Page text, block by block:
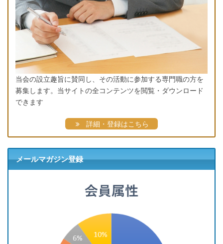
当会の設立趣旨に賛同し、その活動に参加する専門職の方を
募集します。当サイトの全コンテンツを閲覧・ダウンロード
できます
詳細・登録はこちら
メールマガジン登録